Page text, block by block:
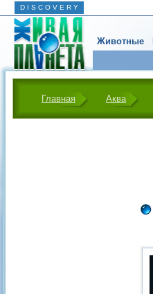
D I S C O V E R Y
Животные
Главная Аква